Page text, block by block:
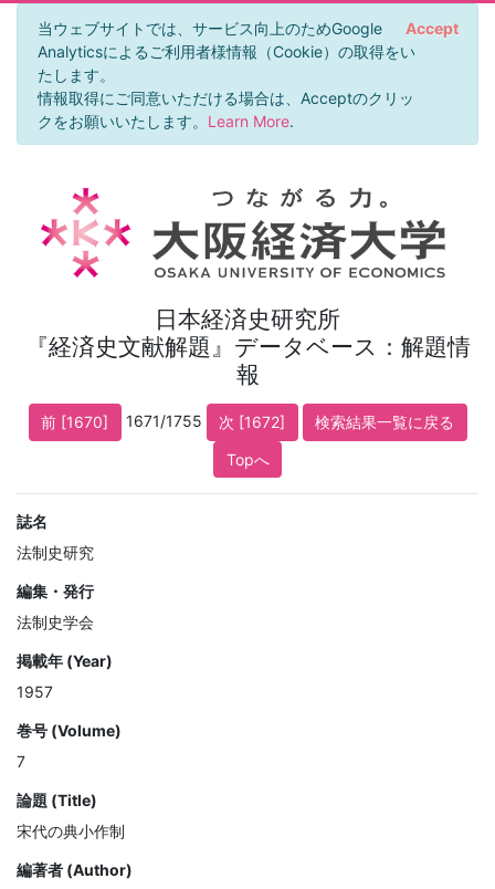
当ウェブサイトでは、サービス向上のためGoogle
Analyticsによるご利用者様情報（Cookie）の取得をい
たします。
情報取得にご同意いただける場合は、Acceptのクリッ
クをお願いいたします。 Learn More.
Accept
日本経済史研究所
『経済史文献解題』データベース：解題情
報
前 [1670] 1671/1755 次 [1672]
検索結果一覧に戻る
Topへ
誌名
法制史研究
編集・発行
法制史学会
掲載年 (Year)
1957
巻号 (Volume)
7
論題 (Title)
宋代の典小作制
編著者 (Author)